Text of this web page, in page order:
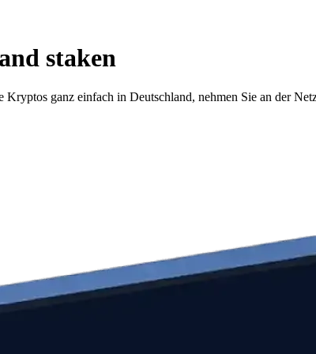
staken
ganz einfach in Deutschland, nehmen Sie an der